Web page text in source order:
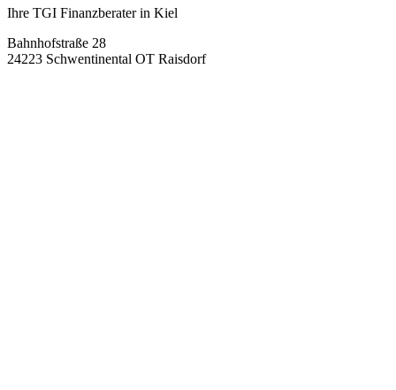
Ihre TGI Finanzberater in Kiel
Bahnhofstraße 28
24223 Schwentinental OT Raisdorf